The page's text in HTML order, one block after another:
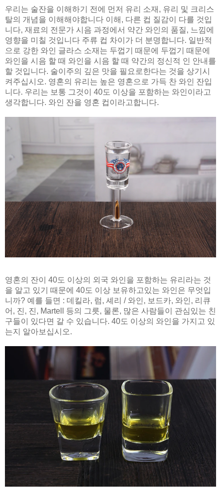
우리는 술잔을 이해하기 전에 먼저 유리 소재, 유리 및 크리스
탈의 개념을 이해해야합니다 이해, 다른 컵 질감이 다를 것입
니다, 재료의 전문가 시음 과정에서 약간 와인의 품질, 느낌에
영향을 미칠 것입니다 주류 컵 차이가 더 분명합니다. 일반적
으로 강한 와인 글라스 소재는 두껍기 때문에 두껍기 때문에
와인을 시음 할 때 와인을 시음 할 때 약간의 정신적 인 안내를
할 것입니다. 술이주의 깊은 맛을 필요로한다는 것을 상기시
켜주십시오. 영혼의 유리는 높은 영혼으로 가득 찬 와인 잔입
니다. 우리는 보통 그것이 40도 이상을 포함하는 와인이라고
생각합니다. 와인 잔을 영혼 컵이라고합니다.
영혼의 잔이 40도 이상의 외국 와인을 포함하는 유리라는 것
을 알고 있기 때문에 40도 이상 보유하고있는 와인은 무엇입
니까? 예를 들면 : 데킬라, 럼, 셰리 / 와인, 보드카, 와인, 리큐
어, 진, 진, Martell 등의 그릇, 물론, 많은 사람들이 관심있는 친
구들이 있다면 갈 수 있습니다. 40도 이상의 와인을 가지고 있
는지 알아보십시오.